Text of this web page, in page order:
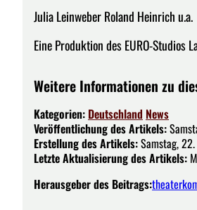
Julia Leinweber Roland Heinrich u.a.
Eine Produktion des EURO-Studios
Weitere Informationen zu
Kategorien: Deutschland News
Veröffentlichung des Artikels:
Erstellung des Artikels:Samstag,
Letzte Aktualisierung des Artikels:
Herausgeber des Beitrags: